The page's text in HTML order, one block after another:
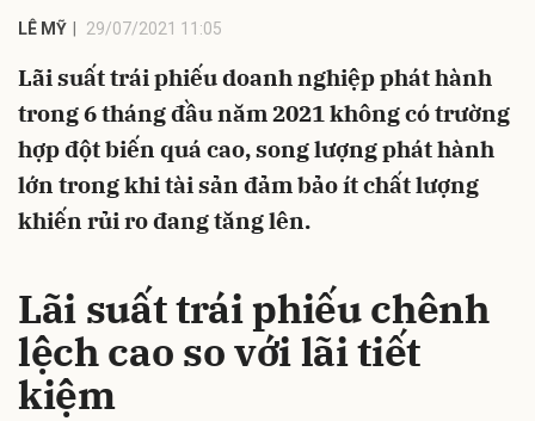
LÊ MỸ 29/07/2021 11:05
Lãi suất trái phiếu doanh nghiệp phát hành
trong 6 tháng đầu năm 2021 không có trường
hợp đột biến quá cao, song lượng phát hành
lớn trong khi tài sản đảm bảo ít chất lượng
khiến rủi ro đang tăng lên.
Lãi suất trái phiếu chênh
lệch cao so với lãi tiết
kiệm